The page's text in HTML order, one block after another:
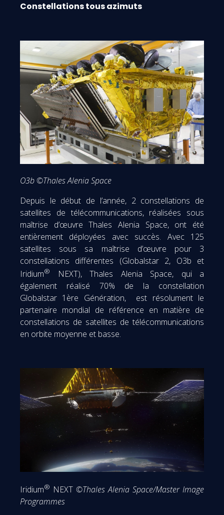
Constellations tous azimuts
O3b ©Thales Alenia Space
Depuis le début de l’année, 2 constellations de
satellites de télécommunications, réalisées sous
maîtrise d’œuvre Thales Alenia Space, ont été
entièrement déployées avec succès. Avec 125
satellites sous sa maîtrise d’œuvre pour 3
constellations différentes (Globalstar 2, O3b et
Iridium®
NEXT), Thales Alenia Space, qui a
également réalisé 70% de la constellation
Globalstar 1ère Génération, est résolument le
partenaire mondial de référence en matière de
constellations de satellites de télécommunications
en orbite moyenne et basse.
Iridium® NEXT ©Thales Alenia Space/Master Image
Programmes